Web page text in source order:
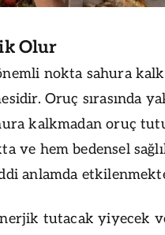
Olur
nokta sahura
Oruç sırasında
kalkmadan oruç
ve hem bedensel
anlamda
tutacak yiyecek